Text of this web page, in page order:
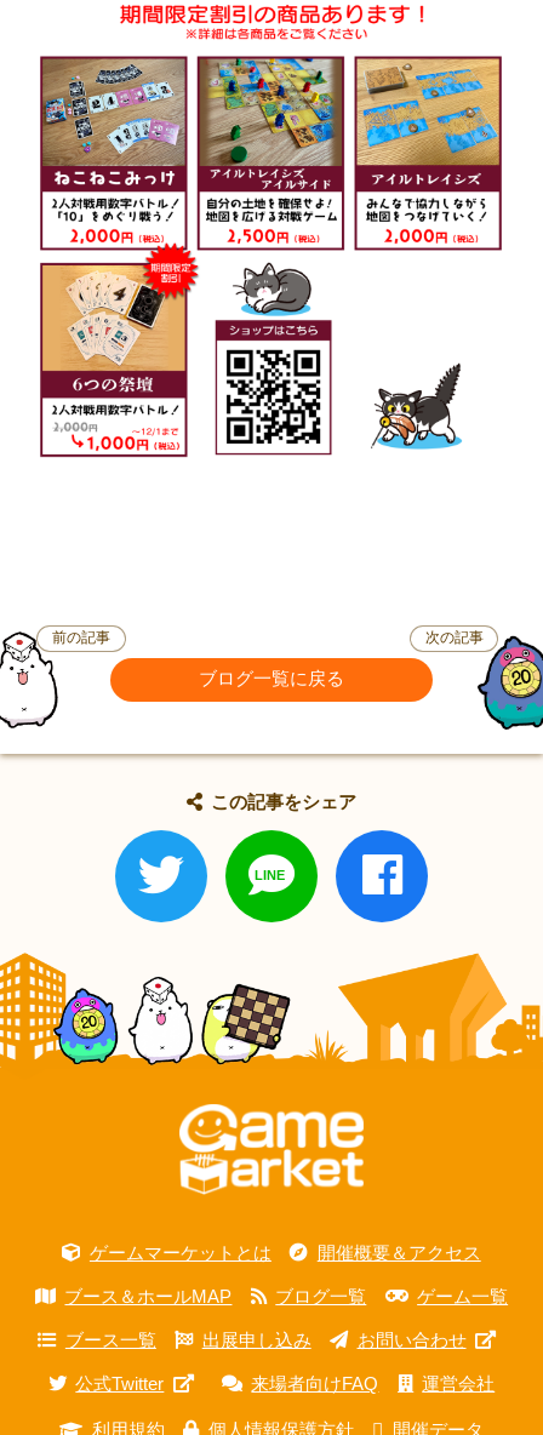
前の記事
ブログ一覧に戻る
次の記事
この記事をシェア
ゲームマーケットとは 開催概要＆アクセス
ブース＆ホールMAP ブログ一覧 ゲーム一覧
ブース一覧 出展申し込み お問い合わせ
公式Twitter 来場者向けFAQ 運営会社
利用規約 個人情報保護方針 開催データ